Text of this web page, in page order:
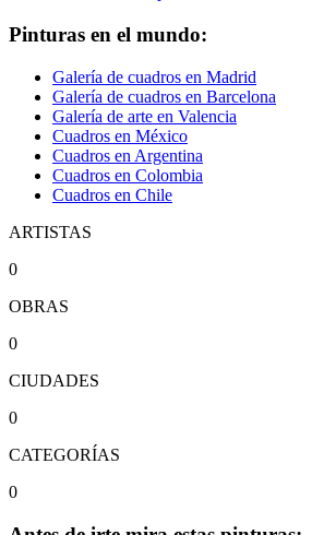
Pinturas en el mundo:
Galería de cuadros en Madrid
Galería de cuadros en Barcelona
Galería de arte en Valencia
Cuadros en México
Cuadros en Argentina
Cuadros en Colombia
Cuadros en Chile
ARTISTAS
0
OBRAS
0
CIUDADES
0
CATEGORÍAS
0